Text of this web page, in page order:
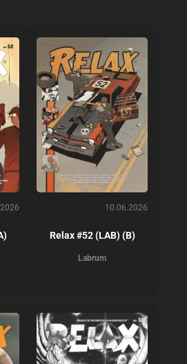
10.06.2026
Relax #52 (LAB) (B)
Labrum